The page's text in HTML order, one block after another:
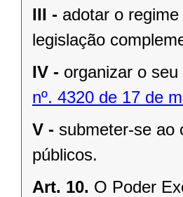
III - adotar o
legislação
IV - organizar o
nº. 4320 de 17 de
V - submeter-se ao
públicos.
Art. 10. O Poder